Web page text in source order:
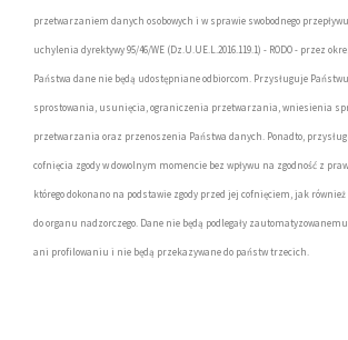
przetwarzaniem danych osobowych i w sprawie swobodnego
uchylenia dyrektywy 95/46/WE (Dz.U.UE.L.2016.119.1) - RODO - przez
Państwa dane nie będą udostępniane odbiorcom. Przysługuje
sprostowania, usunięcia, ograniczenia przetwarzania, wniesienia
przetwarzania oraz przenoszenia Państwa danych. Ponadto,
cofnięcia zgody w dowolnym momencie bez wpływu na zgodność z
którego dokonano na podstawie zgody przed jej cofnięciem, jak
do organu nadzorczego. Dane nie będą podlegały
ani profilowaniu i nie będą przekazywane do państw trzecich.